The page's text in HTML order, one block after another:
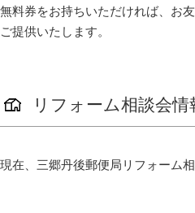
無料券をお持ちいただければ、お
ご提供いたします。
リフォーム相談会情
現在、三郷丹後郵便局リフォーム